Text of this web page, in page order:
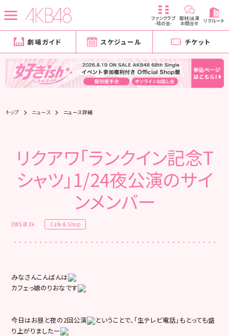
ファンクラブ
-柱の会-
取材/出演
お問合せ リクルート
劇場ガイド スケジュール チケット
トップ ニュース ニュース詳細
リクアワ「ランクイン記念T
シャツ」1/24夜公演のサイ
ンメンバー
2015.01.24 Cafe & Shop
みなさんこんばんは
カフェっ娘のりおなです
今日はお昼と夜の2回公演
ということで、「生テレビ電話」もとっても盛
り上がりましたー